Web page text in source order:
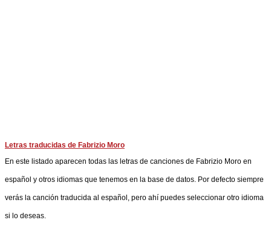
Letras traducidas de Fabrizio Moro
En este listado aparecen todas las letras de canciones de Fabrizio Moro en
español y otros idiomas que tenemos en la base de datos. Por defecto siempre
verás la canción traducida al español, pero ahí puedes seleccionar otro idioma
si lo deseas.